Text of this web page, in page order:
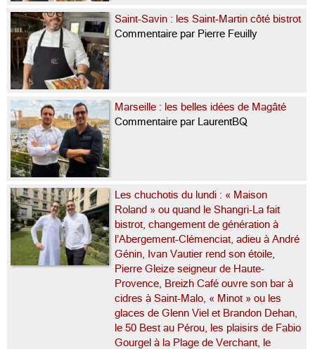
Saint-Savin : les Saint-Martin côté bistrot
Commentaire par Pierre Feuilly
Marseille : les belles idées de Magâté
Commentaire par LaurentBQ
Les chuchotis du lundi : « Maison
Roland » ou quand le Shangri-La fait
bistrot, changement de génération à
l’Abergement-Clémenciat, adieu à André
Génin, Ivan Vautier rend son étoile,
Pierre Gleize seigneur de Haute-
Provence, Breizh Café ouvre son bar à
cidres à Saint-Malo, « Minot » ou les
glaces de Glenn Viel et Brandon Dehan,
le 50 Best au Pérou, les plaisirs de Fabio
Gourgel à la Plage de Verchant, le